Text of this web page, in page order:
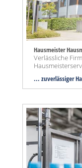
Hausmeister
Verlässliche
... zuverlässiger